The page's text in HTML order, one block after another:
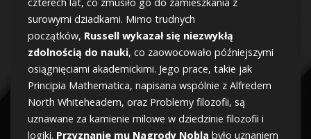
surowymi dziadkami. Mimo trudnych
początków, Russell wykazał się niezwykłą
zdolnością do nauki, co zaowocowało późniejszymi
osiągnięciami akademickimi. Jego prace, takie jak
Principia Mathematica, napisana wspólnie z Alfredem
North Whiteheadem, oraz Problemy filozofii, są
uznawane za kamienie milowe w dziedzinie filozofii i
logiki. Przyznanie mu Nagrody Nobla było uznaniem